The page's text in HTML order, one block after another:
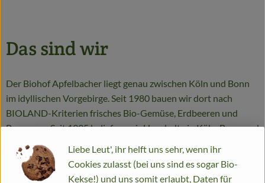
Das sind wir
Der Biohof Apfelbacher liegt genau zwischen Köln und Bonn
im idyllischen Vorgebirge. Seit 1980 bauen wir dort nach
BIOLAND-Kriterien frisches Bio-Gemüse, Erdbeeren und
Beeren an. Seit 1995 beliefern wir Haushalte in Köln, Bonn und
Umgebung mit unseren Gemüsekisten. Auf unseren Feldern
und in unseren Gewächshäusern wächst eine große Vielfalt an
saisonalen Produkten, die wir dir direkt und ohne Umwege
Liebe Leut', ihr helft uns sehr, wenn ihr
Cookies zulasst (bei uns sind es sogar Bio-
Kekse!) und uns somit erlaubt, Daten für